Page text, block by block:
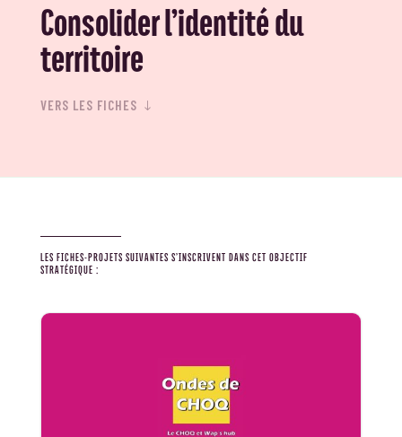
Consolider l’identité du
territoire
VERS LES FICHES
LES FICHES-PROJETS SUIVANTES S’INSCRIVENT DANS CET OBJECTIF
STRATÉGIQUE :